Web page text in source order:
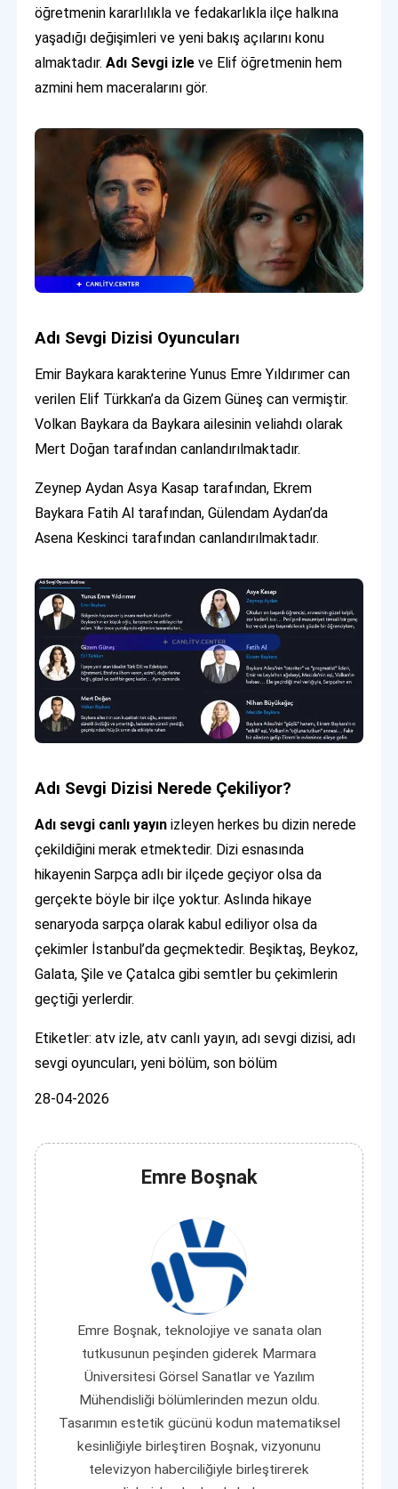
öğretmenin kararlılıkla ve fedakarlıkla ilçe halkına
yaşadığı değişimleri ve yeni bakış açılarını konu
almaktadır.Adı Sevgi izleve Elif öğretmenin hem
azmini hem maceralarını gör.
Adı Sevgi Dizisi Oyuncuları
Emir Baykara karakterine Yunus Emre Yıldırımer can
verilen Elif Türkkan’a da Gizem Güneş can vermiştir.
Volkan Baykara da Baykara ailesinin veliahdı olarak
Mert Doğan tarafından canlandırılmaktadır.
Zeynep Aydan Asya Kasap tarafından, Ekrem
Baykara Fatih Al tarafından, Gülendam Aydan’da
Asena Keskinci tarafından canlandırılmaktadır.
Adı Sevgi Dizisi Nerede Çekiliyor?
Adı sevgi canlı yayınizleyen herkes bu dizin nerede
çekildiğini merak etmektedir. Dizi esnasında
hikayenin Sarpça adlı bir ilçede geçiyor olsa da
gerçekte böyle bir ilçe yoktur. Aslında hikaye
senaryoda sarpça olarak kabul ediliyor olsa da
çekimler İstanbul’da geçmektedir. Beşiktaş, Beykoz,
Galata, Şile ve Çatalca gibi semtler bu çekimlerin
geçtiği yerlerdir.
Etiketler: atv izle, atv canlı yayın, adı sevgi dizisi, adı
sevgi oyuncuları, yeni bölüm, son bölüm
28-04-2026
Emre Boşnak
Emre Boşnak, teknolojiye ve sanata olan
tutkusunun peşinden giderek Marmara
Üniversitesi Görsel Sanatlar ve Yazılım
Mühendisliği bölümlerinden mezun oldu.
Tasarımın estetik gücünü kodun matematiksel
kesinliğiyle birleştiren Boşnak, vizyonunu
televizyon haberciliğiyle birleştirerek